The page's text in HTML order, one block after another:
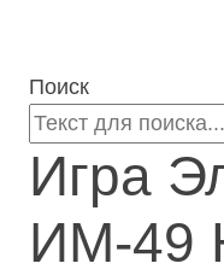
Поиск
Игра
ИМ-49